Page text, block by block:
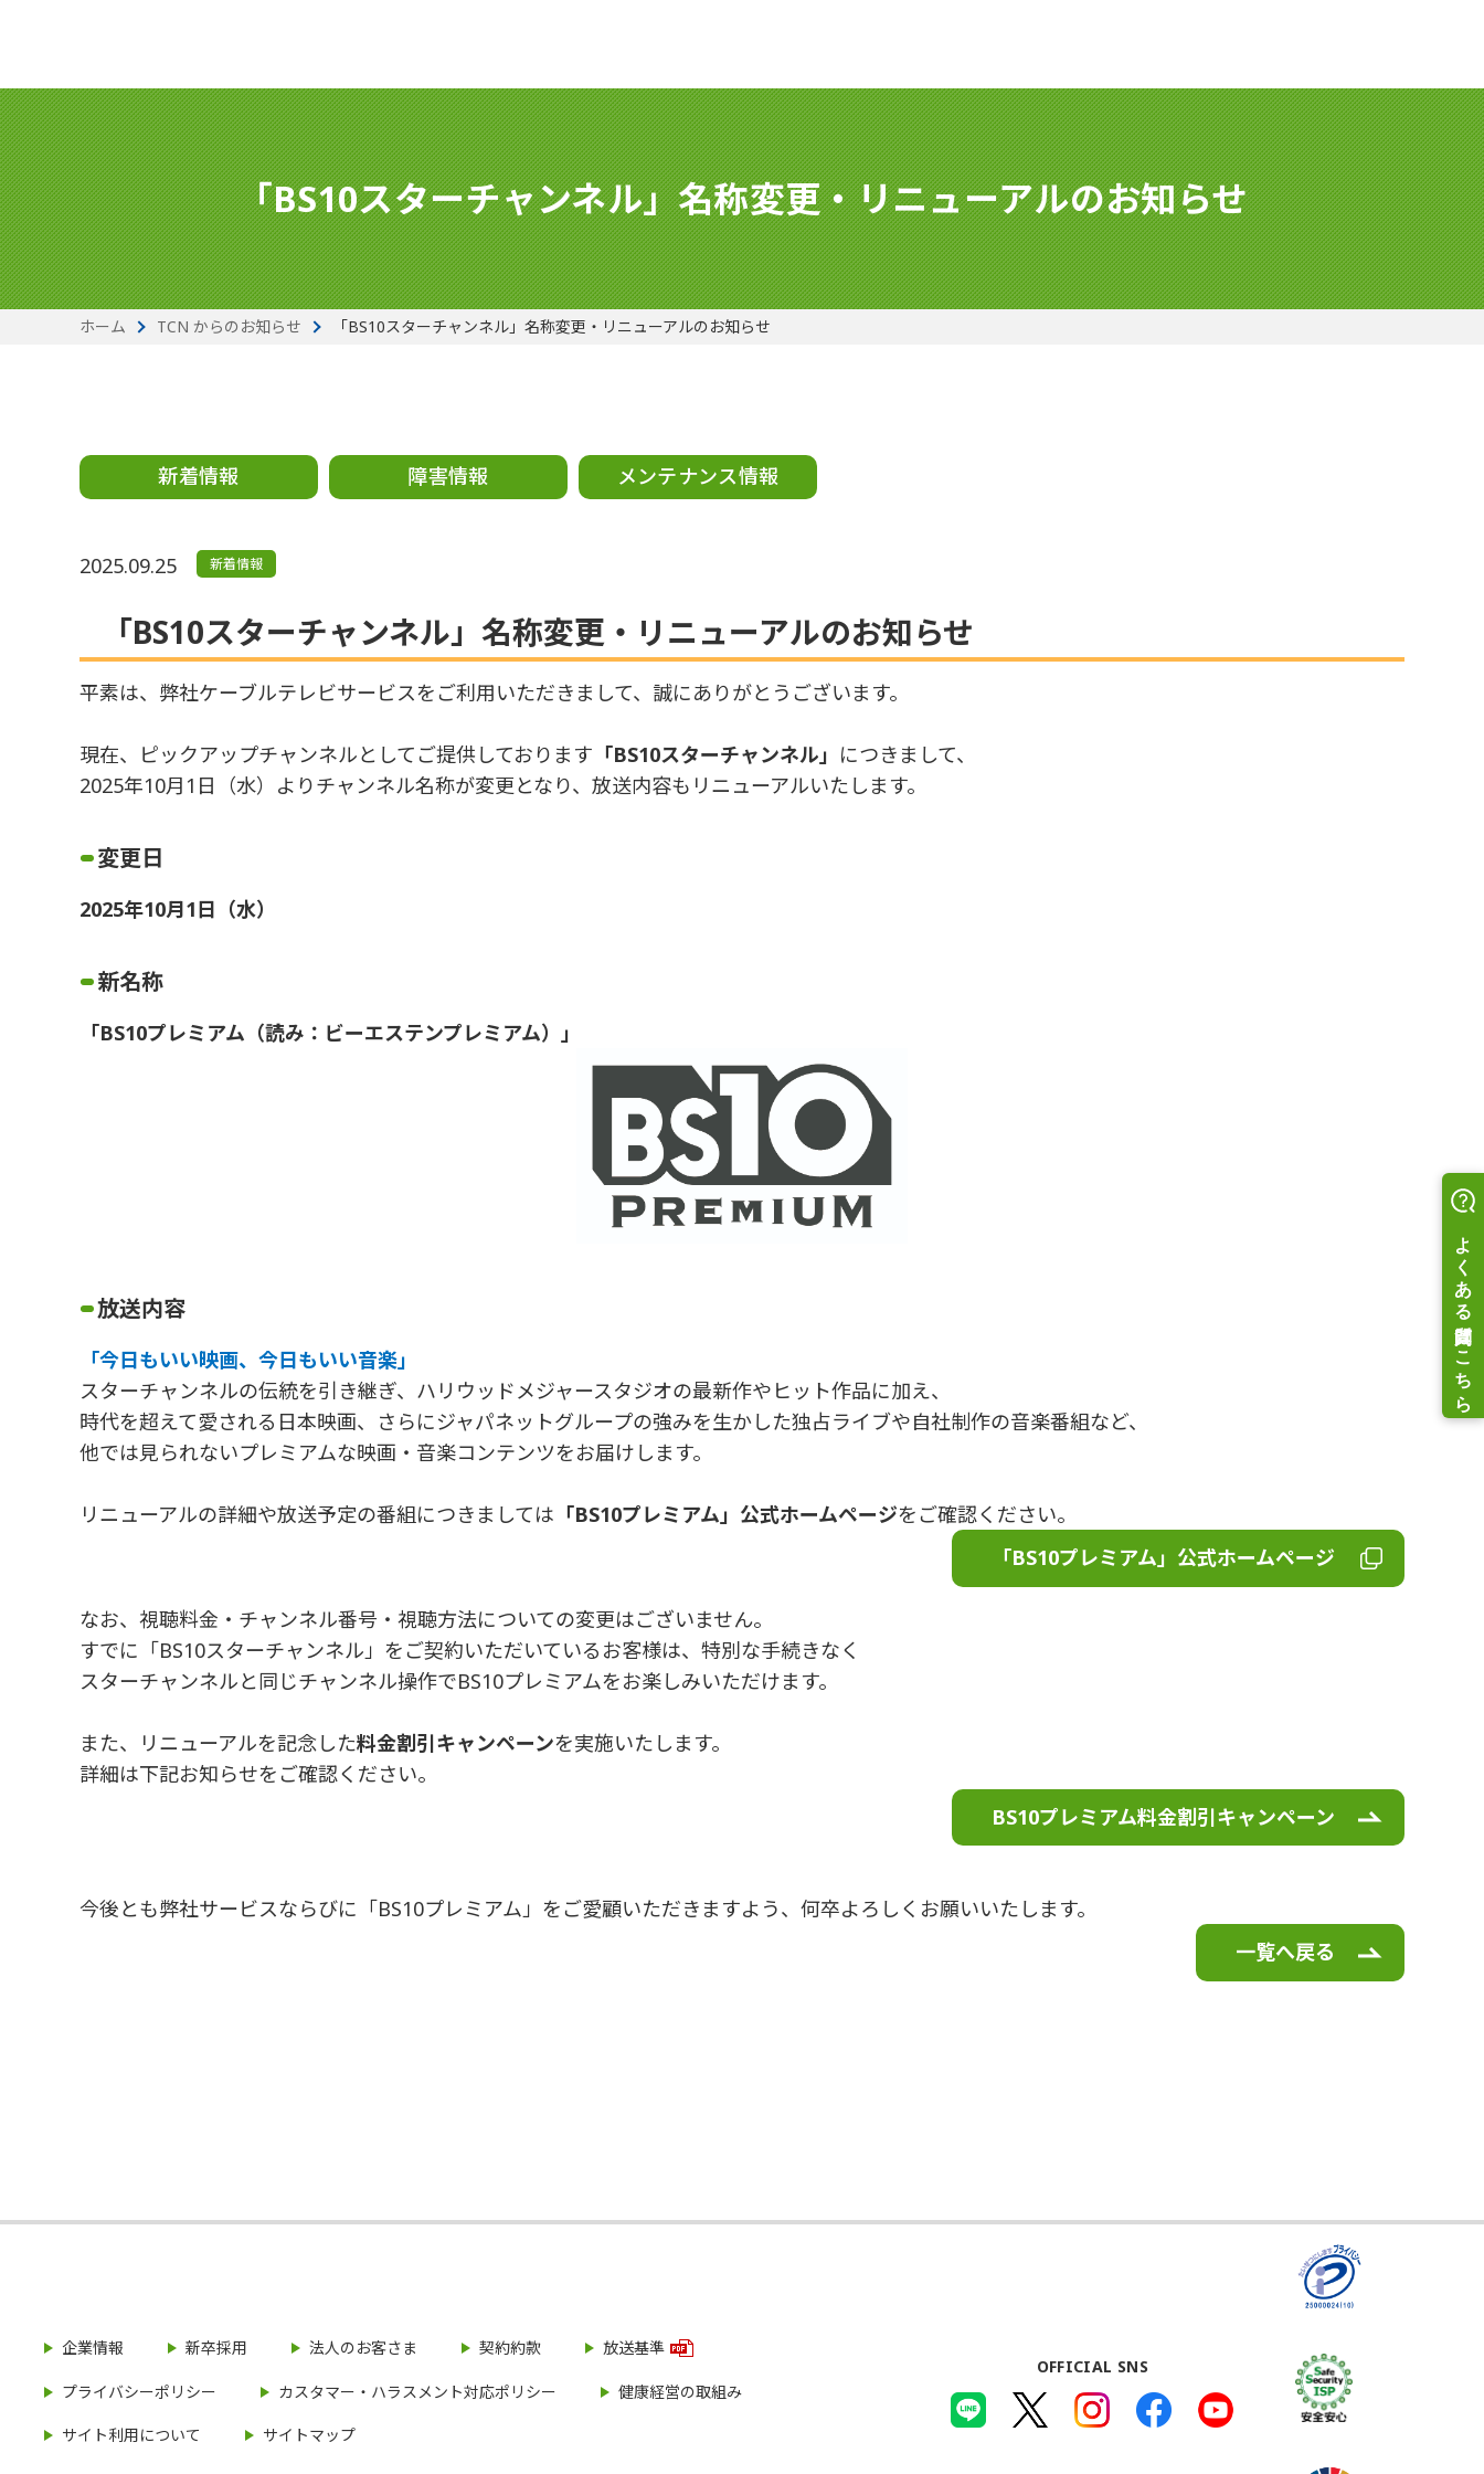
「BS10スターチャンネル」名称変更・リニューアルのお知らせ
ホーム TCN からのお知らせ 「BS10スターチャンネル」名称変更・リニューアルのお知らせ
新着情報 障害情報 メンテナンス情報
2025.09.25 新着情報
「BS10スターチャンネル」名称変更・リニューアルのお知らせ
平素は、弊社ケーブルテレビサービスをご利用いただきまして、誠にありがとうございます。
現在、ピックアップチャンネルとしてご提供しております 「BS10スターチャンネル」 につきまして、
2025年10月1日（水）よりチャンネル名称が変更となり、放送内容もリニューアルいたします。
変更日
2025年10月1日（水）
新名称
「BS10プレミアム（読み：ビーエステンプレミアム）」
放送内容
「今日もいい映画、今日もいい音楽」
スターチャンネルの伝統を引き継ぎ、ハリウッドメジャースタジオの最新作やヒット作品に加え、
時代を超えて愛される日本映画、さらにジャパネットグループの強みを生かした独占ライブや自社制作の音楽番組など、
他では見られないプレミアムな映画・音楽コンテンツをお届けします。
リニューアルの詳細や放送予定の番組につきましては 「BS10プレミアム」公式ホームページをご確認ください。
「BS10プレミアム」公式ホームページ
なお、視聴料金・チャンネル番号・視聴方法についての変更はございません。
すでに「BS10スターチャンネル」をご契約いただいているお客様は、特別な手続きなく
スターチャンネルと同じチャンネル操作でBS10プレミアムをお楽しみいただけます。
また、リニューアルを記念した料金割引キャンペーンを実施いたします。
詳細は下記お知らせをご確認ください。
BS10プレミアム料金割引キャンペーン
今後とも弊社サービスならびに「BS10プレミアム」をご愛顧いただきますよう、何卒よろしくお願いいたします。
一覧へ戻る
企業情報 新卒採用 法人のお客さま 契約約款 放送基準
プライバシーポリシー カスタマー・ハラスメント対応ポリシー 健康経営の取組み
サイト利用について サイトマップ
OFFICIAL SNS